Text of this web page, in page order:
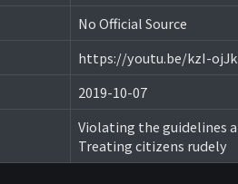
No Official Source
https://youtu.be/kzI-
2019-10-07
Violating the guidelines
Treating citizens rudely